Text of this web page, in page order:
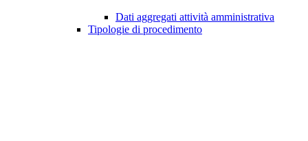
Dati aggregati attività amministrativa
Tipologie di procedimento